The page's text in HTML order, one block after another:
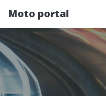
Moto portal